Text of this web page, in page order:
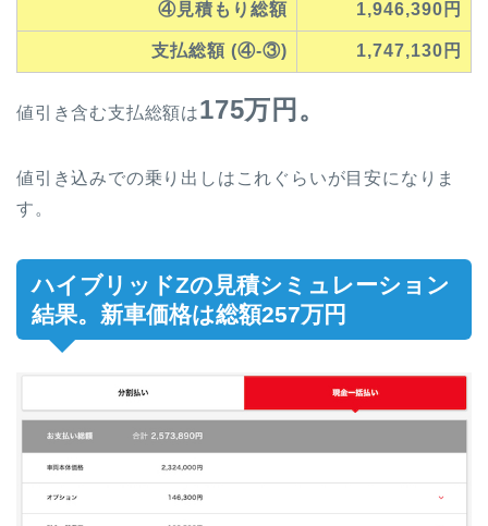
④見積もり総額 1,946,390円
支払総額 (④-③) 1,747,130円
値引き含む支払総額は175万円。
値引き込みでの乗り出しはこれぐらいが目安になりま
す。
ハイブリッドZの見積シミュレーション
結果。新車価格は総額257万円